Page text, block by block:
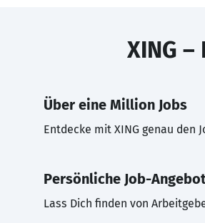
XING
Über eine Million Jobs
Entdecke mit XING genau den
Persönliche Job-
Lass Dich finden von